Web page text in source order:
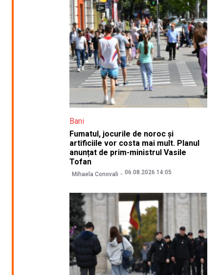
Bani
Fumatul, jocurile de noroc și
artificiile vor costa mai mult. Planul
anunțat de prim-ministrul Vasile
Tofan
Mihaela Conovali 06.08.2026 14:05